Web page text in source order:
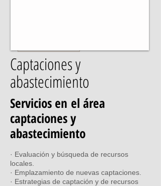
Captaciones y
abastecimiento
Servicios en el área
captaciones y
abastecimiento
· Evaluación y búsqueda de recursos
locales.
· Emplazamiento de nuevas captaciones.
· Estrategias de captación y de recursos